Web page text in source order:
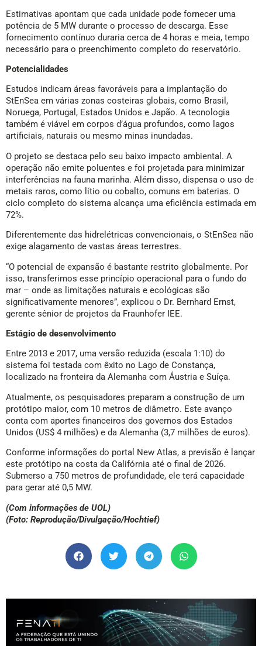
Estimativas apontam que cada unidade pode fornecer uma
potência de 5 MW durante o processo de descarga. Esse
fornecimento contínuo duraria cerca de 4 horas e meia, tempo
necessário para o preenchimento completo do reservatório.
Potencialidades
Estudos indicam áreas favoráveis para a implantação do
StEnSea em várias zonas costeiras globais, como Brasil,
Noruega, Portugal, Estados Unidos e Japão. A tecnologia
também é viável em corpos d’água profundos, como lagos
artificiais, naturais ou mesmo minas inundadas.
O projeto se destaca pelo seu baixo impacto ambiental. A
operação não emite poluentes e foi projetada para minimizar
interferências na fauna marinha. Além disso, dispensa o uso de
metais raros, como lítio ou cobalto, comuns em baterias. O
ciclo completo do sistema alcança uma eficiência estimada em
72%.
Diferentemente das hidrelétricas convencionais, o StEnSea não
exige alagamento de vastas áreas terrestres.
“O potencial de expansão é bastante restrito globalmente. Por
isso, transferimos esse princípio operacional para o fundo do
mar – onde as limitações naturais e ecológicas são
significativamente menores”, explicou o Dr. Bernhard Ernst,
gerente sênior de projetos da Fraunhofer IEE.
Estágio de desenvolvimento
Entre 2013 e 2017, uma versão reduzida (escala 1:10) do
sistema foi testada com êxito no Lago de Constança,
localizado na fronteira da Alemanha com Áustria e Suíça.
Atualmente, os pesquisadores preparam a construção de um
protótipo maior, com 10 metros de diâmetro. Este avanço
conta com aportes financeiros dos governos dos Estados
Unidos (US$ 4 milhões) e da Alemanha (3,7 milhões de euros).
Conforme informações do portal New Atlas, a previsão é lançar
este protótipo na costa da Califórnia até o final de 2026.
Submerso a 750 metros de profundidade, ele terá capacidade
para gerar até 0,5 MW.
(Com informações de UOL)
(Foto: Reprodução/Divulgação/Hochtief)